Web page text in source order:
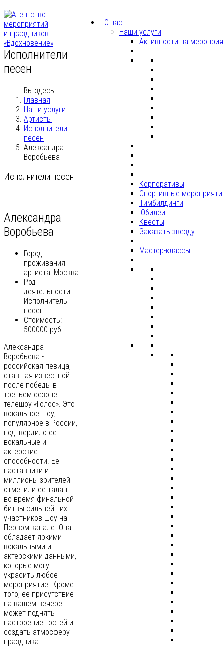
О нас
Наши услуги
Активности на
Корпоративы
Спортивные
Тимбилдинги
Юбилеи
Квесты
Заказать звезду
Мастер-классы
Исполнители
песен
Вы здесь:
Главная
Наши услуги
Артисты
Исполнители
песен
Александра
Воробьева
Исполнители песен
Александра
Воробьева
Город
проживания
артиста: Москва
Род
деятельности:
Исполнитель
песен
Стоимость:
500000 руб.
Александра
Воробьева -
российская певица,
ставшая известной
после победы в
третьем сезоне
телешоу «Голос». Это
вокальное шоу,
популярное в России,
подтвердило ее
вокальные и
актерские
способности. Ее
наставники и
миллионы зрителей
отметили ее талант
во время финальной
битвы сильнейших
участников шоу на
Первом канале. Она
обладает яркими
вокальными и
актерскими данными,
которые могут
украсить любое
мероприятие. Кроме
того, ее присутствие
на вашем вечере
может поднять
настроение гостей и
создать атмосферу
праздника.